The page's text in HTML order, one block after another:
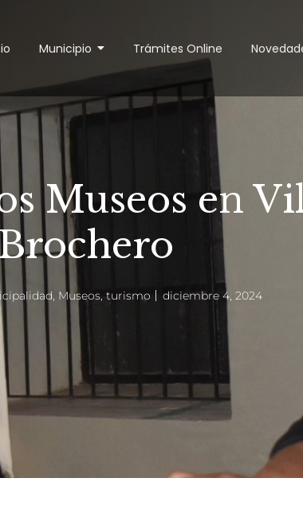
Municipio Trámites Online
Museos en
, Museos, turismo diciembre 4, 2024